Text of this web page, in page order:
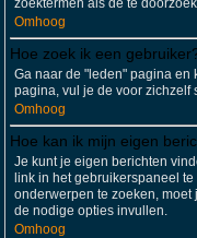
zoektermen als de te
Omhoog
Hoe zoek ik een
Ga naar de "leden" pagina en
pagina, vul je de voor zichzelf
Omhoog
Hoe kan ik mijn eigen
Je kunt je eigen berichten
link in het gebruikerspaneel
onderwerpen te zoeken,
de nodige opties invullen.
Omhoog